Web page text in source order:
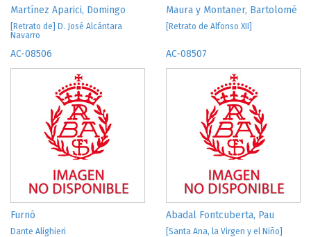
Martínez Aparici, Domingo
[Retrato de] D. José Alcántara
Navarro
Maura y Montaner, Bartolomé
[Retrato de Alfonso XII]
AC-08506
Furnó
Dante Alighieri
AC-08507
Abadal Fontcuberta, Pau
[Santa Ana, la Virgen y el Niño]